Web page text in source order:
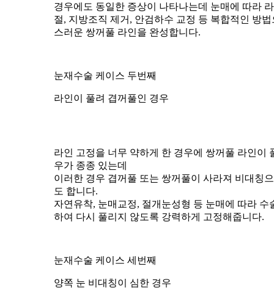
경우에도 동일한 증상이 나타나는데 눈매에 따라
절, 지방조직 제거, 안검하수 교정 등 복합적인 방
스러운 쌍꺼풀 라인을 완성합니다.
눈재수술 케이스 두번째
라인이 풀려 겹꺼풀인 경우
라인 고정을 너무 약하게 한 경우에 쌍꺼풀 라인이
우가 종종 있는데
이러한 경우 겹꺼풀 또는 쌍꺼풀이 사라져 비대칭
도 합니다.
자연유착, 눈매교정, 절개눈성형 등 눈매에 따라 수
하여 다시 풀리지 않도록 강력하게 고정해줍니다.
눈재수술 케이스 세번째
양쪽 눈 비대칭이 심한 경우